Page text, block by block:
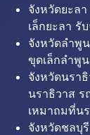
จังหวัดยะล
เล็กยะลา รั
จังหวัดลำพู
ขุดเล็กลำพู
จังหวัดนรา
นราธิวาส ร
เหมาถมที่น
จังหวัดชลบุรี